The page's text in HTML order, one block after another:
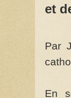
et
Par
En